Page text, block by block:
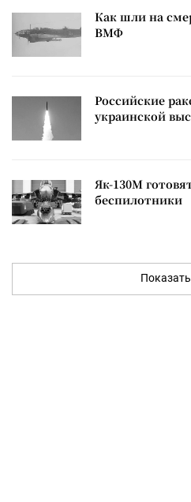
Как шли на
ВМФ
Российские
украинской
Як-130М
беспилотники